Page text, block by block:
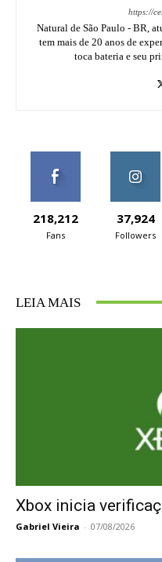
https://
Natural de São Paulo - BR,
tem mais de 20 anos de
toca bateria e seu
218,212
Fans
37,924
Followers
LEIA MAIS
Xbox inicia
Gabriel Vieira - 07/08/2026